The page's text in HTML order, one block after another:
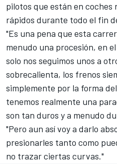
pilotos que están en coches
rápidos durante todo el fin
"Es una pena que esta
menudo una procesión, en
solo nos seguimos unos a
sobrecalienta, los frenos
simplemente por la forma
tenemos realmente una
son tan duros y a menudo
"Pero aun así voy a darlo
presionarles tanto como
no trazar ciertas curvas."